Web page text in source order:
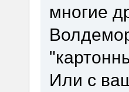
многие
Или с